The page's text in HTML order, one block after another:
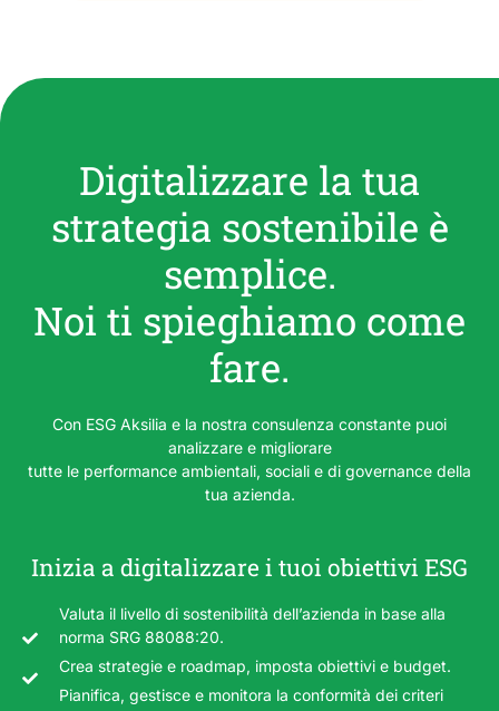
Digitalizzare la tua
strategia sostenibile è
semplice.
Noi ti spieghiamo come
fare.
Con ESG Aksilia e la nostra consulenza constante puoi
analizzare e migliorare
tutte le performance ambientali, sociali e di governance della
tua azienda.
Inizia a digitalizzare i tuoi obiettivi ESG
Valuta il livello di sostenibilità dell’azienda in base alla
norma SRG 88088:20.
Crea strategie e roadmap, imposta obiettivi e budget.
Pianifica, gestisce e monitora la conformità dei criteri